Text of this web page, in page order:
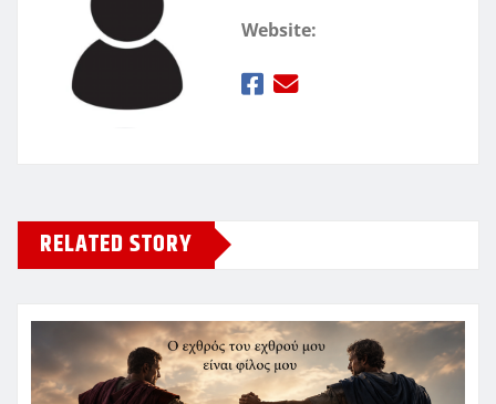
Website:
RELATED STORY